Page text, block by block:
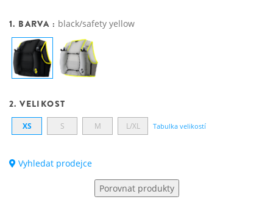
1. BARVA : black/safety yellow
2. VELIKOST
XS S M L/XL Tabulka velikostí
Vyhledat prodejce
Porovnat produkty